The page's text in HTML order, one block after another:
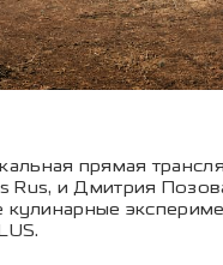
прямая
и Дмитрия